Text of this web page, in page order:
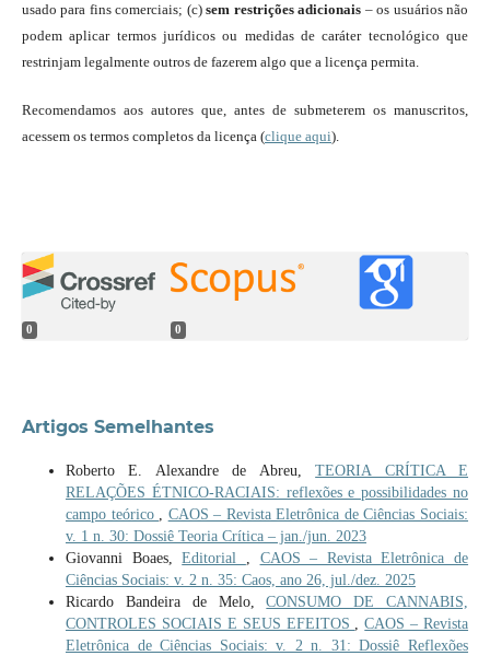
usado para fins comerciais; (c)sem restrições adicionais – os usuários não
podem aplicar termos jurídicos ou medidas de caráter tecnológico que
restrinjam legalmente outros de fazerem algo que a licença permita.
Recomendamos aos autores que, antes de submeterem os manuscritos,
acessem os termos completos da licença (clique aqui).
0 0
Artigos Semelhantes
Roberto E. Alexandre de Abreu,TEORIA CRÍTICA E
RELAÇÕES ÉTNICO-RACIAIS: reflexões e possibilidades no
campo teórico , CAOS – Revista Eletrônica de Ciências Sociais:
v. 1 n. 30: Dossiê Teoria Crítica – jan./jun. 2023
Giovanni Boaes,Editorial , CAOS – Revista Eletrônica de
Ciências Sociais: v. 2 n. 35: Caos, ano 26, jul./dez. 2025
Ricardo Bandeira de Melo,CONSUMO DE CANNABIS,
CONTROLES SOCIAIS E SEUS EFEITOS ,CAOS – Revista
Eletrônica de Ciências Sociais: v. 2 n. 31: Dossiê Reflexões